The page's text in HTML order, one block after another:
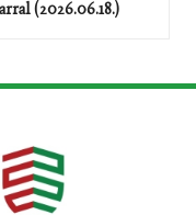
(2026.06.18.)